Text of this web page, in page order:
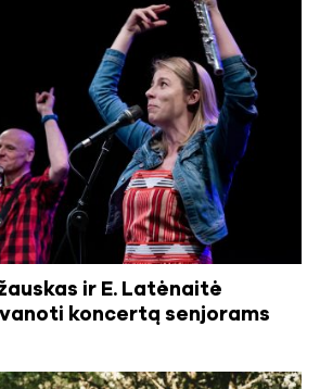
ir E. Latėnaitė
koncertą senjorams